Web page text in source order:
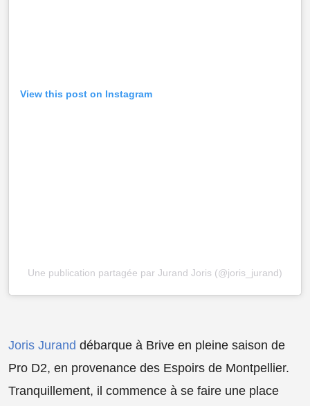
View this post on Instagram
Une publication partagée par Jurand Joris (@joris_jurand)
Joris Jurand débarque à Brive en pleine saison de
Pro D2, en provenance des Espoirs de Montpellier.
Tranquillement, il commence à se faire une place